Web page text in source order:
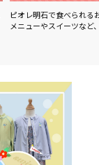
ピオレ明石で食べられる
メニューやスイーツなど